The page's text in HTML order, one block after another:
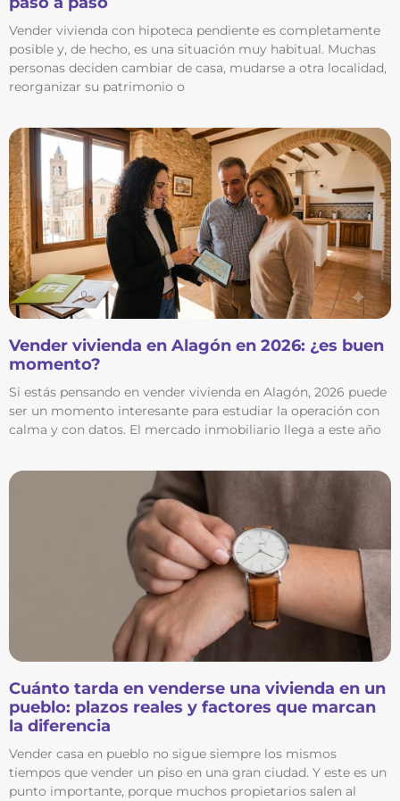
Vender vivienda con hipoteca pendiente es completamente
posible y, de hecho, es una situación muy habitual. Muchas
personas deciden cambiar de casa, mudarse a otra localidad,
reorganizar su patrimonio o
Vender vivienda en Alagón en 2026: ¿es buen
momento?
Si estás pensando en vender vivienda en Alagón, 2026 puede
ser un momento interesante para estudiar la operación con
calma y con datos. El mercado inmobiliario llega a este año
Cuánto tarda en venderse una vivienda en un
pueblo: plazos reales y factores que marcan
la diferencia
Vender casa en pueblo no sigue siempre los mismos
tiempos que vender un piso en una gran ciudad. Y este es un
punto importante, porque muchos propietarios salen al